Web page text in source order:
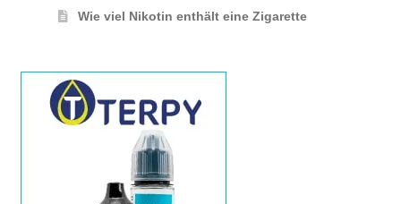
Wie viel Nikotin enthält eine Zigarette